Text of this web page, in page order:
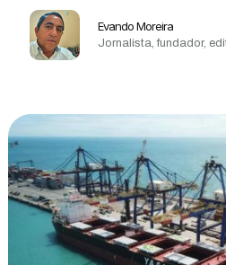
Evando Moreira
Jornalista, fundador,